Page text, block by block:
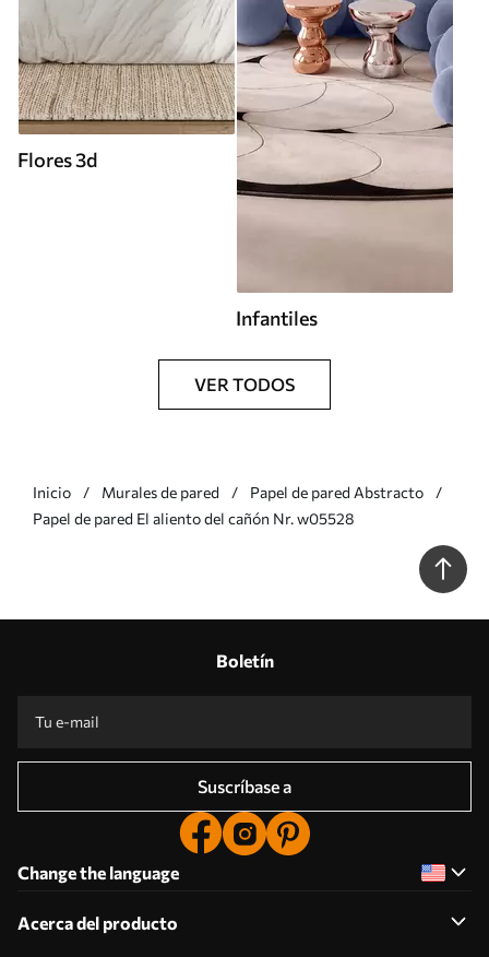
Flores 3d
Infantiles
VER TODOS
Inicio Murales de pared
Papel de pared Abstracto
Papel de pared El aliento del cañón Nr. w05528
Boletín
Suscríbase a
Change the language
Acerca del producto